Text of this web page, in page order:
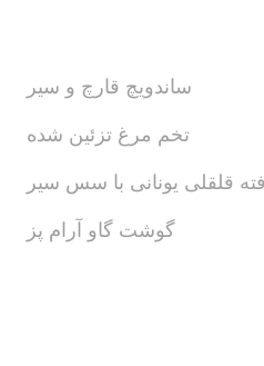
ساندویچ قارچ و سیر
تخم مرغ تزئین شده
قلقلی یونانی با سس سیر
گوشت گاو آرام پز